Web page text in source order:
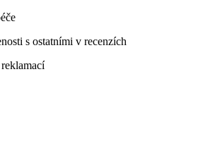
s ostatními v recenzích